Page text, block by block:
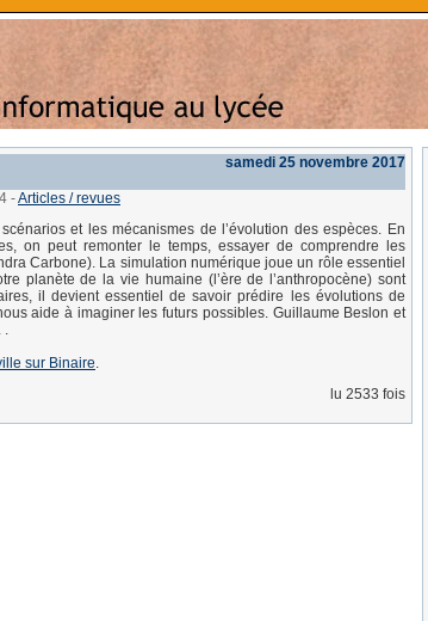
samedi 25 novembre 2017
-Articles / revues
et les mécanismes de l’évolution des espèces. En
on peut remonter le temps, essayer de comprendre les
Carbone). La simulation numérique joue un rôle essentiel
planète de la vie humaine (l’ère de l’anthropocène) sont
il devient essentiel de savoir prédire les évolutions de
aide à imaginer les futurs possibles. Guillaume Beslon et
.
sur Binaire.
lu 2533 fois